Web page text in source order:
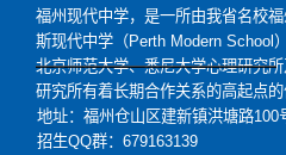
福州现代中学，是一所由我省名校
斯现代中学（Perth Modern School
北京师范大学、悉尼大学心理研究
研究所有着长期合作关系的高起点的
地址：福州仓山区建新镇洪塘路100
招生QQ群：679163139